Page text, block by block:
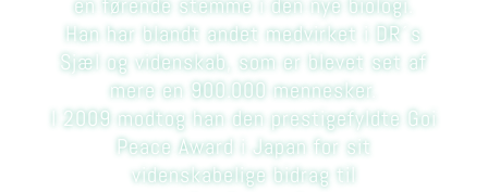
Han har blandt andet medvirket i DR´s
Sjæl og videnskab, som er blevet set af
mere en 900.000 mennesker.
I 2009 modtog han den prestigefyldte Goi
Peace Award i Japan for sit
videnskabelige bidrag til